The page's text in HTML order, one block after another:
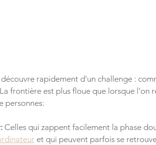
rapidement d'un challenge :
frontière est plus floue que lorsque l'on
personnes:
Celles qui zappent facilement la phase
et qui peuvent parfois se